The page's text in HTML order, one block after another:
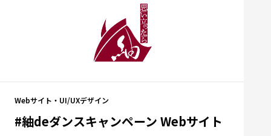
Webサイト・UI/UXデザイン
#紬deダンスキャンペーン Webサイト